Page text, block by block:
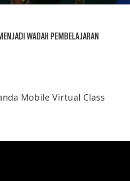
WADAH PEMBELAJARAN
Mobile Virtual Class